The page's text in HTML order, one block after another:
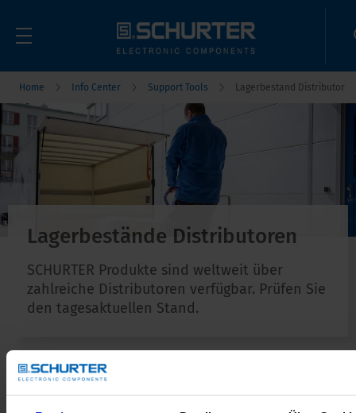
Home Info Center Support Tools Lagerbestand Distributor
Lagerbestände Distributoren
SCHURTER Produkte sind weltweit über
zahlreiche Distributoren verfügbar. Prüfen Sie
den tagesaktuellen Stand.